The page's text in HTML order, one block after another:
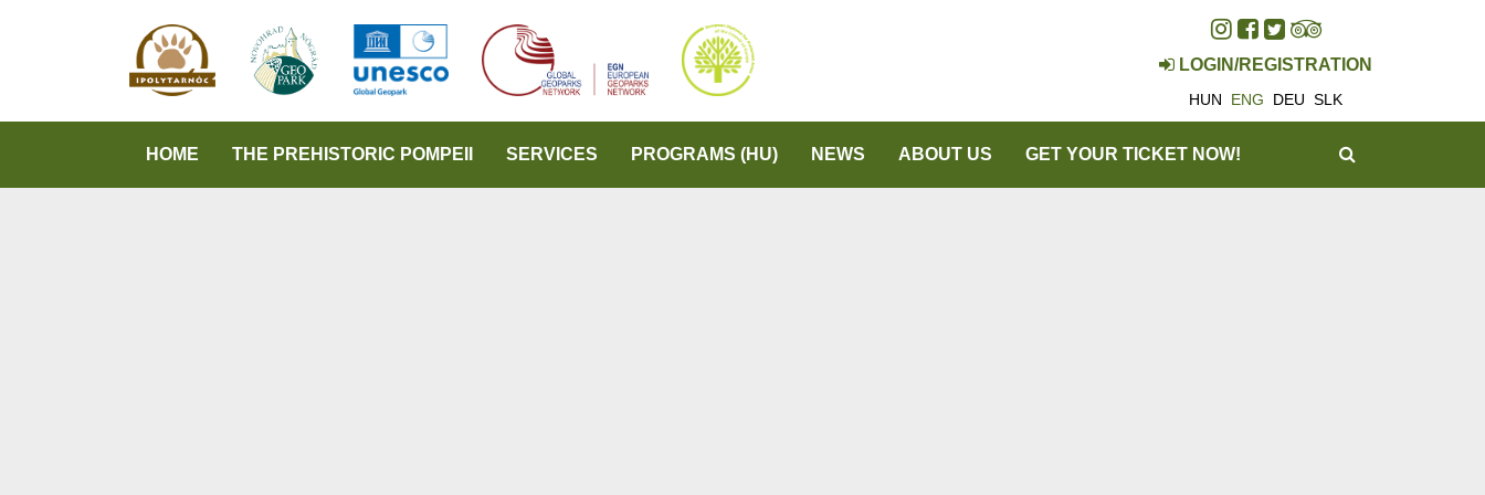
LOGIN/REGISTRATION
HUN ENG DEU SLK
HOME THE PREHISTORIC POMPEII SERVICES PROGRAMS (HU) NEWS ABOUT US GET YOUR TICKET NOW!